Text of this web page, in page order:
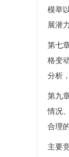
模举
展潜
第七
格变
分析
第九
情况
合理
主要